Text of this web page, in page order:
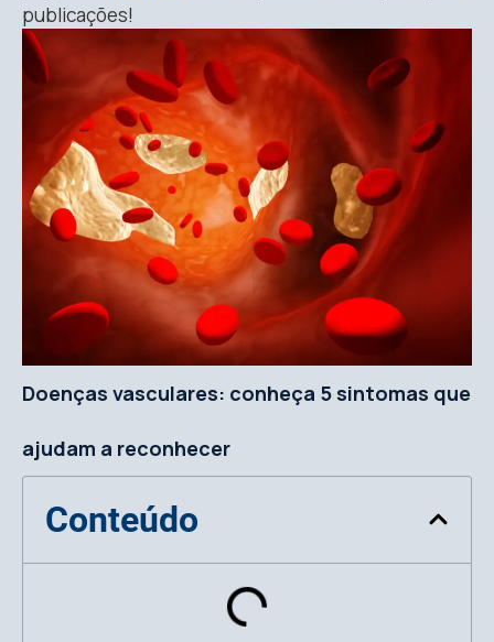
publicações!
Doenças vasculares: conheça 5 sintomas que
ajudam a reconhecer
Conteúdo